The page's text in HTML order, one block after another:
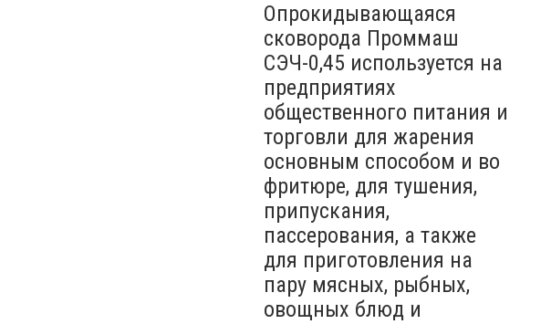
Опрокидывающаяся
сковорода Проммаш
СЭЧ-0,45 используется на
предприятиях
общественного питания и
торговли для жарения
основным способом и во
фритюре, для тушения,
припускания,
пассерования, а также
для приготовления на
пару мясных, рыбных,
овощных блюд и